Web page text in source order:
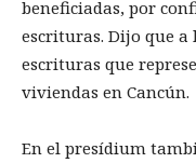
beneficiadas, por
escrituras. Dijo que a
escrituras que
viviendas en Cancún.
En el presídium